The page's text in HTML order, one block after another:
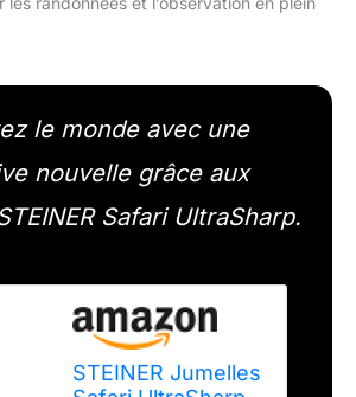
le monde avec une
nouvelle grâce aux
Safari UltraSharp.
STEINER Jumelles